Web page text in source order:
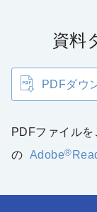
資料
PDFダウ
PDFファイルを
の Adobe®